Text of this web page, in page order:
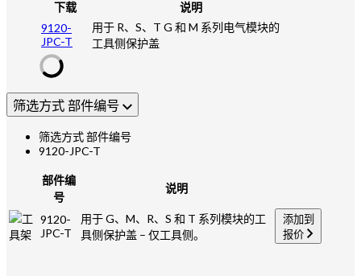
下载 说明
9120-
JPC-T
用于 R、S、T G 和 M 系列电气模块的
工具侧保护盖
筛选方式 部件编号
筛选方式 部件编号
9120-JPC-T
部件编
号
说明
9120-
JPC-T
用于 G、M、R、S 和 T 系列模块的工
具侧保护盖 – 仅工具侧。
添加到
报价